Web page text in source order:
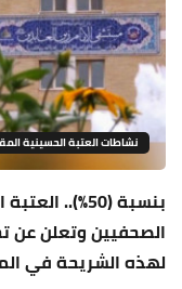
نشاطات العتبة الحسينية
بنسبة
الصحفيين وتعلن عن
لهذه الشريحة في